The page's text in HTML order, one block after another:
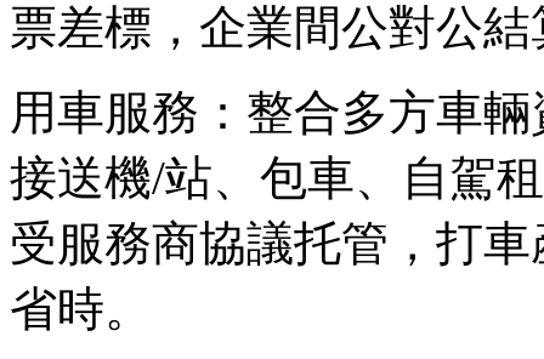
票差標，企業間公對公結
用車服務：整合多方車
接送機/站、包車、自駕
受服務商協議托管，打
省時。